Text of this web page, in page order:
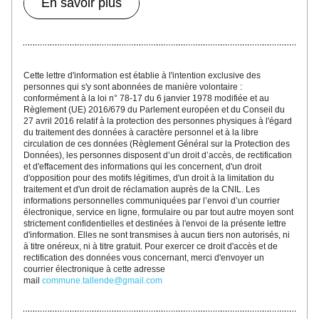
En savoir plus
Cette lettre d'information est établie à l'intention exclusive des
personnes qui s'y sont abonnées de manière volontaire :
conformément à la loi n° 78-17 du 6 janvier 1978 modifiée et au
Règlement (UE) 2016/679 du Parlement européen et du Conseil du
27 avril 2016 relatif à la protection des personnes physiques à l'égard
du traitement des données à caractère personnel et à la libre
circulation de ces données (Règlement Général sur la Protection des
Données), les personnes disposent d’un droit d’accès, de rectification
et d'effacement des informations qui les concernent, d'un droit
d'opposition pour des motifs légitimes, d'un droit à la limitation du
traitement et d'un droit de réclamation auprès de la CNIL. Les
informations personnelles communiquées par l’envoi d’un courrier
électronique, service en ligne, formulaire ou par tout autre moyen sont
strictement confidentielles et destinées à l'envoi de la présente lettre
d'information. Elles ne sont transmises à aucun tiers non autorisés, ni
à titre onéreux, ni à titre gratuit. Pour exercer ce droit d'accès et de
rectification des données vous concernant, merci d'envoyer un
courrier électronique à cette adresse
mail commune.tallende@gmail.com